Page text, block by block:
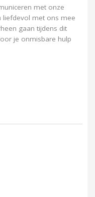
met onze
liefdevol met ons mee
gaan tijdens dit
je onmisbare hulp